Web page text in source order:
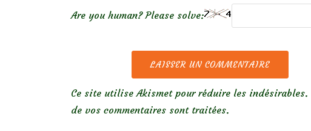
Are you human? Please solve:
Ce site utilise Akismet pour réduire les indésirables.
de vos commentaires sont traitées.